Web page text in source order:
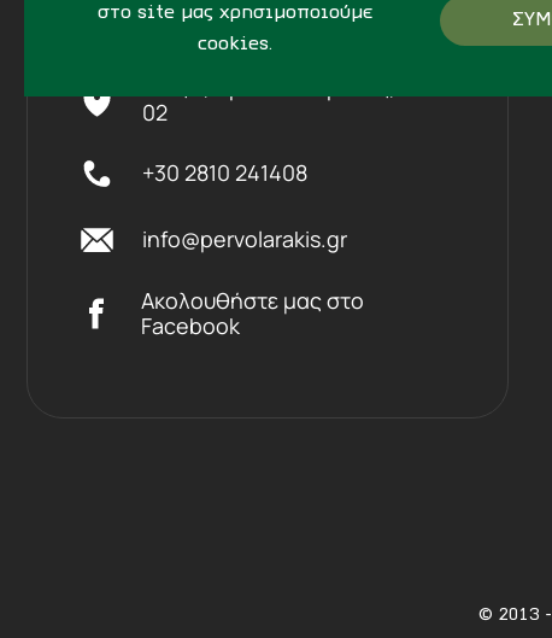
στο site μας χρησιμοποιούμε
cookies.
ΔΙΕΥΘΥΝΣΗ
02
+30 2810 241408
info@pervolarakis.gr
Ακολουθήστε μας στο
Facebook
© 2013